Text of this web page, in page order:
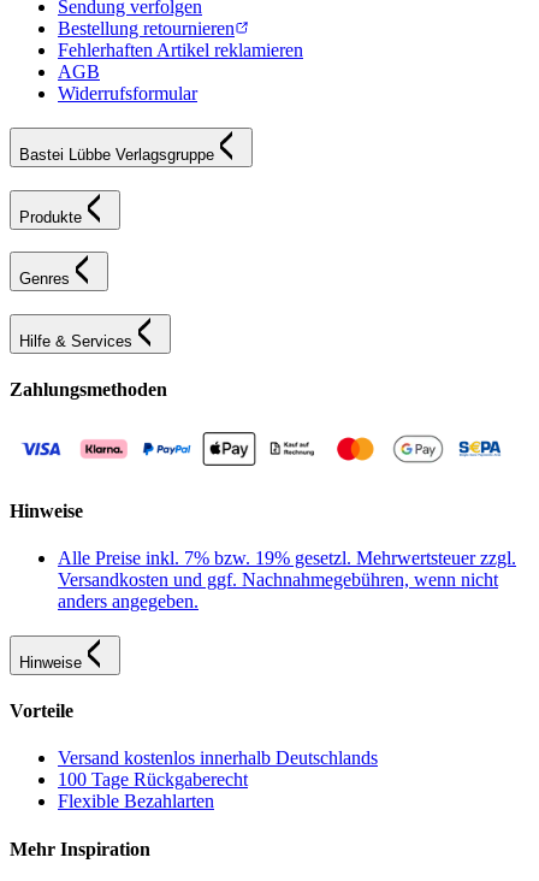
Sendung verfolgen
Bestellung retournieren
Fehlerhaften Artikel reklamieren
AGB
Widerrufsformular
Bastei Lübbe Verlagsgruppe
Produkte
Genres
Hilfe & Services
Zahlungsmethoden
Hinweise
Alle Preise inkl. 7% bzw. 19% gesetzl. Mehrwertsteuer zzgl.
Versandkosten und ggf. Nachnahmegebühren, wenn nicht
anders angegeben.
Hinweise
Vorteile
Versand kostenlos innerhalb Deutschlands
100 Tage Rückgaberecht
Flexible Bezahlarten
Mehr Inspiration